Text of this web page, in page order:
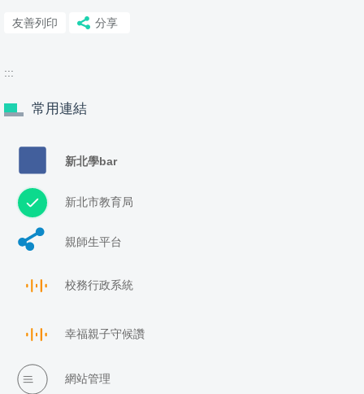
友善列印 分享
:::
常用連結
新北學bar
新北市教育局
親師生平台
校務行政系統
幸福親子守候讚
網站管理